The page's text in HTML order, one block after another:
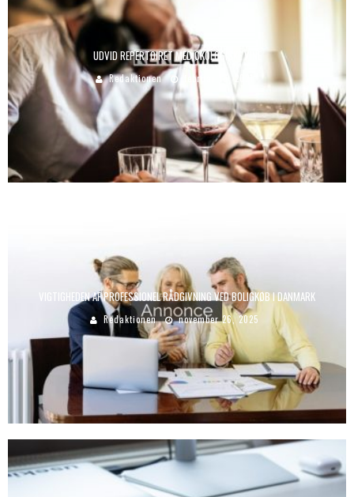
UDVID REPERTOIRET MED ØKOLOGISKE VINE
Redaktionen februar 16, 2021
VIGTIGHEDEN AF PROFESSIONEL RÅDGIVNING VED BOLIGKØB I DANMARK
Redaktionen november 26, 2025